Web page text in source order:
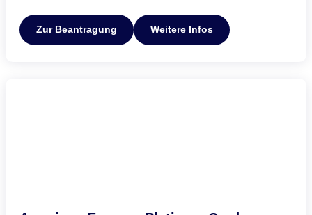
Zur Beantragung Weitere Infos